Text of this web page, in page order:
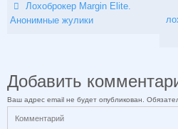
Лохоброкер Margin Elite.
Анонимные жулики
Добавить
Ваш адрес email не будет опубликован.